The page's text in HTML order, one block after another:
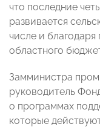
что последние
развивается
числе и
областного
Замминистра
руководитель
о программах
которые